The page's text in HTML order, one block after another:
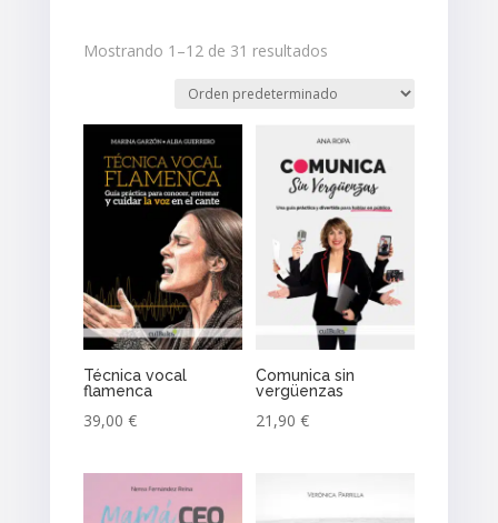
Mostrando 1–12 de 31 resultados
Técnica vocal
flamenca
39,00 €
Comunica sin
vergüenzas
21,90 €